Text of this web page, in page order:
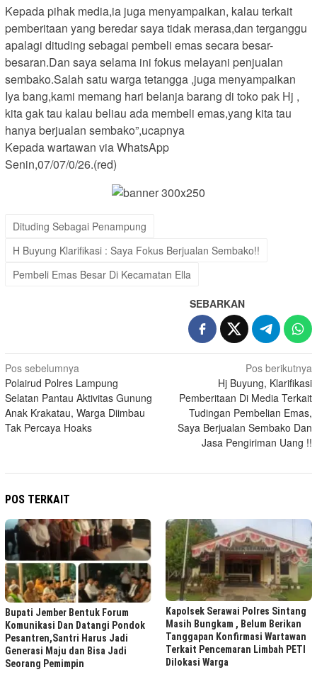
Kepada pihak media,ia juga menyampaikan, kalau terkait
pemberitaan yang beredar saya tidak merasa,dan terganggu
apalagi dituding sebagai pembeli emas secara besar-
besaran.Dan saya selama ini fokus melayani penjualan
sembako.Salah satu warga tetangga ,juga menyampaikan
Iya bang,kami memang hari belanja barang di toko pak Hj ,
kita gak tau kalau beliau ada membeli emas,yang kita tau
hanya berjualan sembako”,ucapnya
Kepada wartawan via WhatsApp
Senin,07/07/0/26.(red)
Dituding Sebagai Penampung
H Buyung Klarifikasi : Saya Fokus Berjualan Sembako!!
Pembeli Emas Besar Di Kecamatan Ella
SEBARKAN
Navigasi
pos
Pos sebelumnya
Polairud Polres Lampung
Selatan Pantau Aktivitas Gunung
Anak Krakatau, Warga Diimbau
Tak Percaya Hoaks
Pos berikutnya
Hj Buyung, Klarifikasi
Pemberitaan Di Media Terkait
Tudingan Pembelian Emas,
Saya Berjualan Sembako Dan
Jasa Pengiriman Uang !!
POS TERKAIT
Bupati Jember Bentuk Forum
Komunikasi Dan Datangi Pondok
Pesantren,Santri Harus Jadi
Generasi Maju dan Bisa Jadi
Seorang Pemimpin
Kapolsek Serawai Polres Sintang
Masih Bungkam , Belum Berikan
Tanggapan Konfirmasi Wartawan
Terkait Pencemaran Limbah PETI
Dilokasi Warga